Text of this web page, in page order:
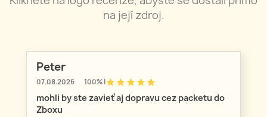
na její zdroj.
Peter
07.08.2026 100% |starstarstarstarstar
mohli by ste zavieť aj dopravu cez packetu do
Zboxu